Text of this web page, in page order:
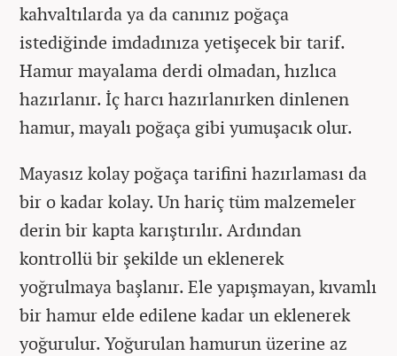
kahvaltılarda ya da canınız poğaça
istediğinde imdadınıza yetişecek bir tarif.
Hamur mayalama derdi olmadan, hızlıca
hazırlanır. İç harcı hazırlanırken dinlenen
hamur, mayalı poğaça gibi yumuşacık olur.
Mayasız kolay poğaça tarifini hazırlaması da
bir o kadar kolay. Un hariç tüm malzemeler
derin bir kapta karıştırılır. Ardından
kontrollü bir şekilde un eklenerek
yoğrulmaya başlanır. Ele yapışmayan, kıvamlı
bir hamur elde edilene kadar un eklenerek
yoğurulur. Yoğurulan hamurun üzerine az